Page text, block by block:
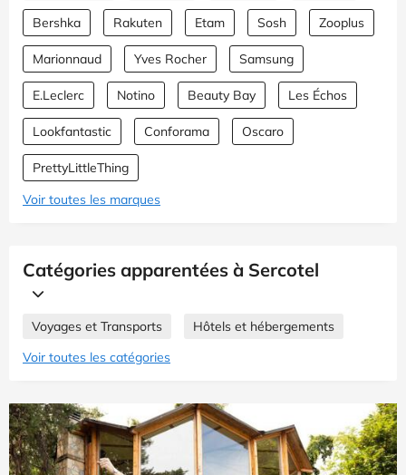
Bershka Rakuten Etam Sosh Zooplus
Marionnaud Yves Rocher Samsung
E.Leclerc Notino Beauty Bay Les Échos
Lookfantastic Conforama Oscaro
PrettyLittleThing
Voir toutes les marques
Catégories apparentées à Sercotel
Voyages et Transports
Hôtels et hébergements
Voir toutes les catégories